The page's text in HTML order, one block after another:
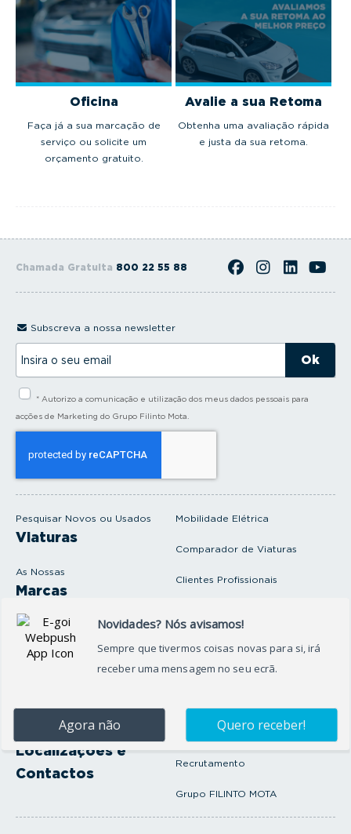
Oficina
Faça já a sua marcação de
serviço ou solicite um
orçamento gratuito.
Avalie a sua Retoma
Obtenha uma avaliação rápida
e justa da sua retoma.
Chamada Gratuita 800 22 55 88
Pesquisar Novos ou Usados
Viaturas
As Nossas
Marcas
Produtos e serviços
Oficina
Onde Estamos
Localizações e
Contactos
Mobilidade Elétrica
Comparador de Viaturas
Clientes Profissionais
Seguros Protector
Artigos e Notícias
Recrutamento
Grupo FILINTO MOTA
Subscreva a nossa newsletter
s
l
* Autorizo a comunicação e utilização dos meus dados pessoais para
acções de Marketing do Grupo Filinto Mota.